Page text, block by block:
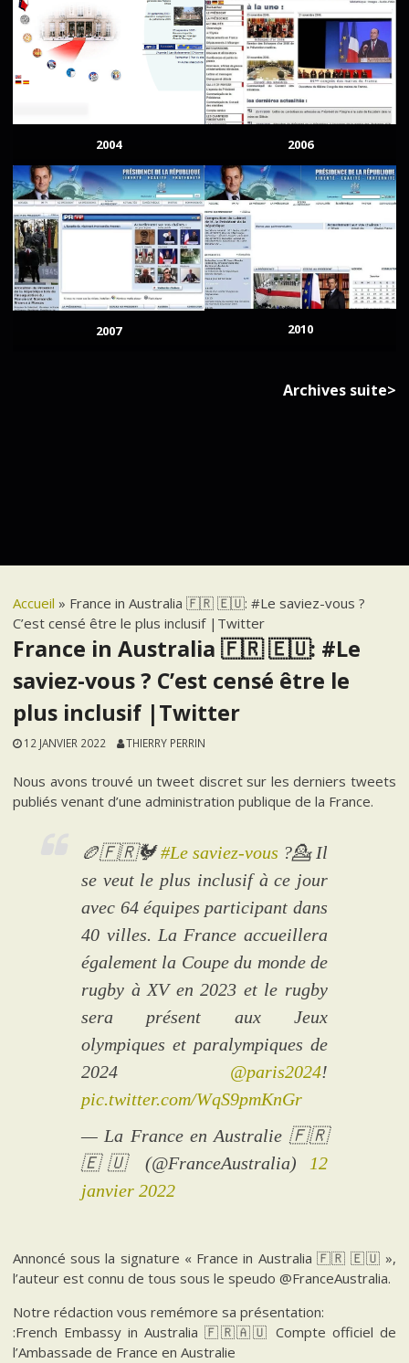
2004 2006
2007 2010
Archives suite>
Accueil » France in Australia 🇫🇷 🇪🇺: #Le saviez-vous ?
C’est censé être le plus inclusif |Twitter
France in Australia 🇫🇷 🇪🇺: #Le
saviez-vous ? C’est censé être le
plus inclusif |Twitter
12 JANVIER 2022 THIERRY PERRIN
Nous avons trouvé un tweet discret sur les derniers tweets
publiés venant d’une administration publique de la France.
🏉🇫🇷🐓#Le saviez-vous ?💁 Il
se veut le plus inclusif à ce jour
avec 64 équipes participant dans
40 villes. La France accueillera
également la Coupe du monde de
rugby à XV en 2023 et le rugby
sera présent aux Jeux
olympiques et paralympiques de
2024 @paris2024!
pic.twitter.com/WqS9pmKnGr
— La France en Australie 🇫🇷
🇪🇺 (@FranceAustralia) 12
janvier 2022
Annoncé sous la signature « France in Australia 🇫🇷 🇪🇺 »,
l’auteur est connu de tous sous le speudo @FranceAustralia.
Notre rédaction vous remémore sa présentation:
:French Embassy in Australia 🇫🇷🇦🇺 Compte officiel de
l’Ambassade de France en Australie